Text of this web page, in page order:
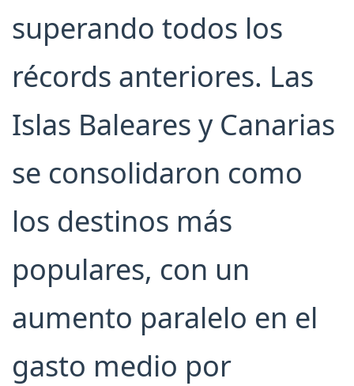
superando todos los
récords anteriores. Las
Islas Baleares y Canarias
se consolidaron como
los destinos más
populares, con un
aumento paralelo en el
gasto medio por